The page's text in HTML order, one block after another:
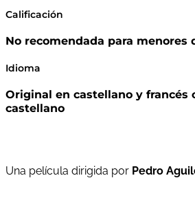
Calificación
No recomendada para menores
Idioma
Original en castellano y francés
castellano
Una película dirigida por Pedro